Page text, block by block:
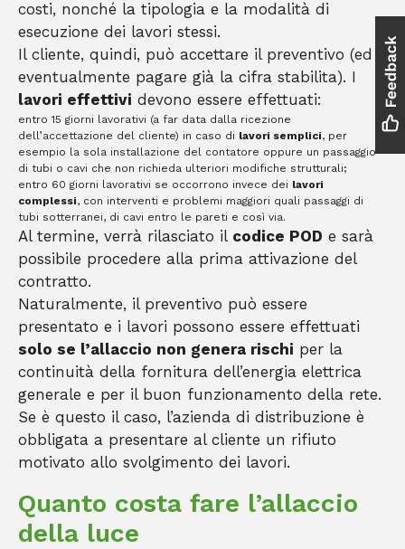
costi, nonché la tipologia e la modalità di
esecuzione dei lavori stessi.
Il cliente, quindi, può accettare il preventivo (ed
eventualmente pagare già la cifra stabilita). I
lavori effettivi devono essere effettuati:
entro 15 giorni lavorativi (a far data dalla ricezione
dell’accettazione del cliente) in caso di lavori semplici, per
esempio la sola installazione del contatore oppure un passaggio
di tubi o cavi che non richieda ulteriori modifiche strutturali;
entro 60 giorni lavorativi se occorrono invece dei lavori
complessi, con interventi e problemi maggiori quali passaggi di
tubi sotterranei, di cavi entro le pareti e così via.
Al termine, verrà rilasciato il codice POD e sarà
possibile procedere alla prima attivazione del
contratto.
Naturalmente, il preventivo può essere
presentato e i lavori possono essere effettuati
solo se l’allaccio non genera rischi per la
continuità della fornitura dell’energia elettrica
generale e per il buon funzionamento della rete.
Se è questo il caso, l’azienda di distribuzione è
obbligata a presentare al cliente un rifiuto
motivato allo svolgimento dei lavori.
Quanto costa fare l’allaccio
della luce